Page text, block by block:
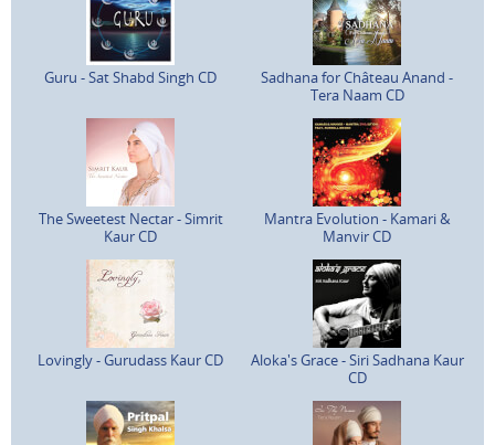
Guru - Sat Shabd Singh CD
Sadhana for Château Anand -
Tera Naam CD
The Sweetest Nectar - Simrit
Kaur CD
Mantra Evolution - Kamari &
Manvir CD
Lovingly - Gurudass Kaur CD
Aloka's Grace - Siri Sadhana Kaur
CD